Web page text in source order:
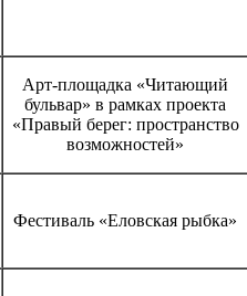
Арт-площадка «Читающий
бульвар» в рамках проекта
«Правый берег: пространство
возможностей»
Фестиваль «Еловская рыбка»